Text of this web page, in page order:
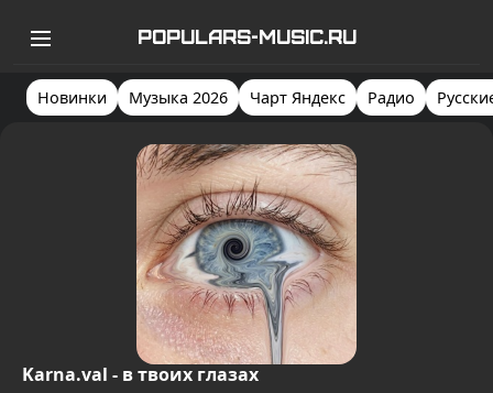
POPULARS-MUSIC.RU
Новинки Музыка 2026 Чарт Яндекс Радио
Karna.val - в твоих глазах